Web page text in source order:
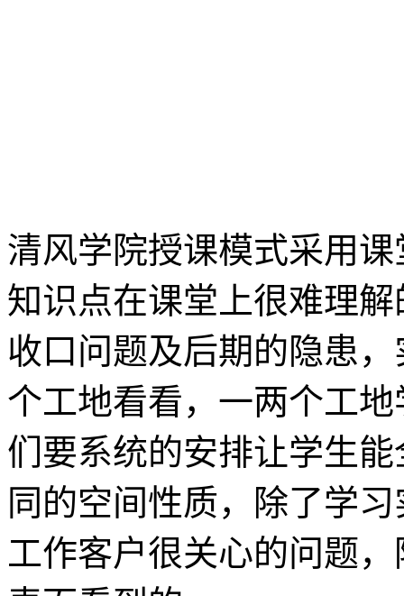
清风学院授课模式采用
知识点在课堂上很难理
收口问题及后期的隐患
个工地看看，一两个工
们要系统的安排让学生
同的空间性质，除了学
工作客户很关心的问题